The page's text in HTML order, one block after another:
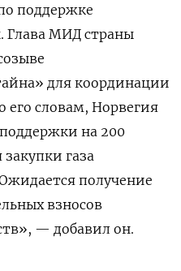
поддержке
Глава МИД страны
для координации
словам, Норвегия
на 200
газа
получение
взносов
— добавил он.